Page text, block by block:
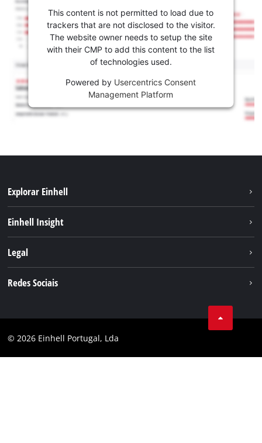
This content is not permitted to load due to
trackers that are not disclosed to the visitor.
The website owner needs to setup the site
with their CMP to add this content to the list
of technologies used.
Powered by Usercentrics Consent
Management Platform
Explorar Einhell
Serviço
Einhell Insight
Carreira
Legal
Conformidade
Redes Sociais
Instagram
© 2026 Einhell Portugal, Lda